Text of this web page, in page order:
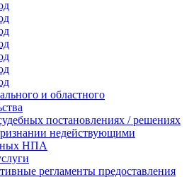
и областного
постановлениях / решениях
недействующими
НПА
регламенты предоставления